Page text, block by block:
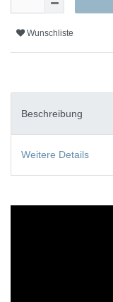
Wunschliste
Beschreibung
Weitere Details